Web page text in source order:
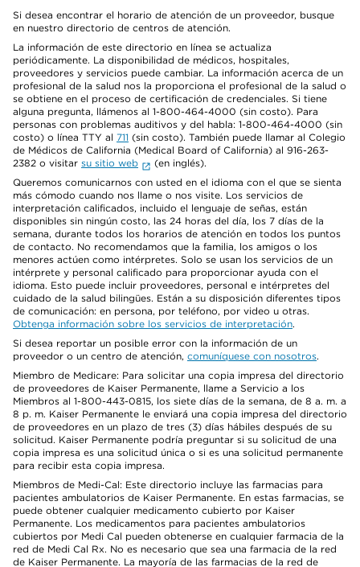
Si desea encontrar el horario de atención de un proveedor, busque
en nuestro directorio de centros de atención.
La información de este directorio en línea se actualiza
periódicamente. La disponibilidad de médicos, hospitales,
proveedores y servicios puede cambiar. La información acerca de un
profesional de la salud nos la proporciona el profesional de la salud o
se obtiene en el proceso de certificación de credenciales. Si tiene
alguna pregunta, llámenos al 1-800-464-4000 (sin costo). Para
personas con problemas auditivos y del habla: 1-800-464-4000 (sin
costo) o línea TTY al 711 (sin costo). También puede llamar al Colegio
de Médicos de California (Medical Board of California) al 916-263-
2382 o visitar su sitio web
(en inglés).
Queremos comunicarnos con usted en el idioma con el que se sienta
más cómodo cuando nos llame o nos visite. Los servicios de
interpretación calificados, incluido el lenguaje de señas, están
disponibles sin ningún costo, las 24 horas del día, los 7 días de la
semana, durante todos los horarios de atención en todos los puntos
de contacto. No recomendamos que la familia, los amigos o los
menores actúen como intérpretes. Solo se usan los servicios de un
intérprete y personal calificado para proporcionar ayuda con el
idioma. Esto puede incluir proveedores, personal e intérpretes del
cuidado de la salud bilingües. Están a su disposición diferentes tipos
de comunicación: en persona, por teléfono, por video u otras.
Obtenga información sobre los servicios de interpretación.
Si desea reportar un posible error con la información de un
proveedor o un centro de atención, comuníquese con nosotros.
Miembro de Medicare: Para solicitar una copia impresa del directorio
de proveedores de Kaiser Permanente, llame a Servicio a los
Miembros al 1-800-443-0815, los siete días de la semana, de 8 a. m. a
8 p. m. Kaiser Permanente le enviará una copia impresa del directorio
de proveedores en un plazo de tres (3) días hábiles después de su
solicitud. Kaiser Permanente podría preguntar si su solicitud de una
copia impresa es una solicitud única o si es una solicitud permanente
para recibir esta copia impresa.
Miembros de Medi-Cal: Este directorio incluye las farmacias para
pacientes ambulatorios de Kaiser Permanente. En estas farmacias, se
puede obtener cualquier medicamento cubierto por Kaiser
Permanente. Los medicamentos para pacientes ambulatorios
cubiertos por Medi Cal pueden obtenerse en cualquier farmacia de la
red de Medi Cal Rx. No es necesario que sea una farmacia de la red
de Kaiser Permanente. La mayoría de las farmacias de la red de